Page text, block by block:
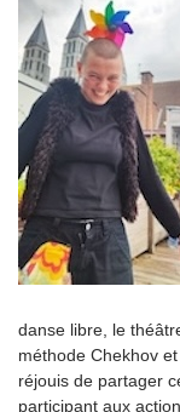
danse libre, le
méthode Chekhov
réjouis de partager
participant aux